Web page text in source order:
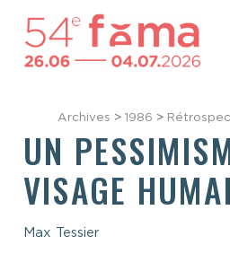
Archives > 1986 >
UN
VISAGE
Max Tessier